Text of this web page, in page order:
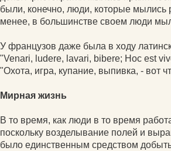
были, конечно, люди, которые мылись
менее, в большинстве своем люди
У французов даже была в ходу
"Venari, ludere, lavari, bibere; Hoc est
"Охота, игра, купание, выпивка, - вот
Мирная жизнь
В то время, как люди в то время
поскольку возделывание полей и
было единственным средством